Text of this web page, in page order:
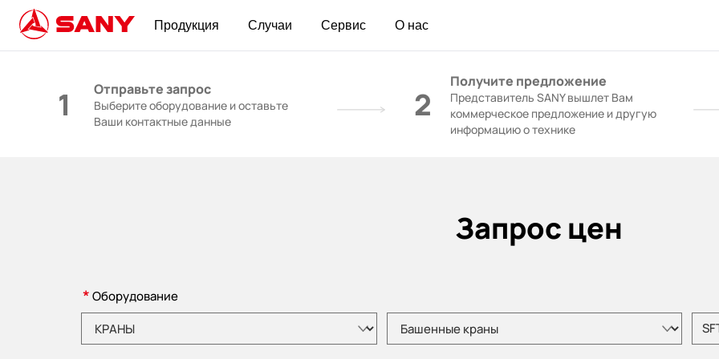
Продукция Случаи Сервис О нас
1 Отправьте запрос
Выберите оборудование и оставьте
Ваши контактные данные
2
Получите предложение
Представитель SANY вышлет Вам
коммерческое предложение и другую
информацию о технике
Запрос цен
*Оборудование